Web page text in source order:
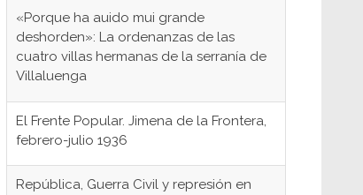
«Porque ha auido mui grande
deshorden»: La ordenanzas de las
cuatro villas hermanas de la serranía de
Villaluenga
El Frente Popular. Jimena de la Frontera,
febrero-julio 1936
República, Guerra Civil y represión en